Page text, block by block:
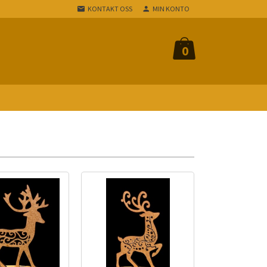
KONTAKT OSS MIN KONTO
0